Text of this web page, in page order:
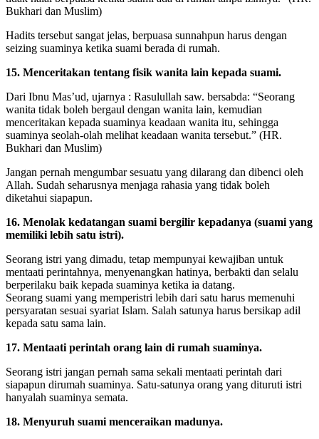
Bukhari dan Muslim)
Hadits tersebut sangat jelas, berpuasa sunnahpun harus dengan
seizing suaminya ketika suami berada di rumah.
15. Menceritakan tentang fisik wanita lain kepada suami.
Dari Ibnu Mas’ud, ujarnya : Rasulullah saw. bersabda: “Seorang
wanita tidak boleh bergaul dengan wanita lain, kemudian
menceritakan kepada suaminya keadaan wanita itu, sehingga
suaminya seolah-olah melihat keadaan wanita tersebut.” (HR.
Bukhari dan Muslim)
Jangan pernah mengumbar sesuatu yang dilarang dan dibenci oleh
Allah. Sudah seharusnya menjaga rahasia yang tidak boleh
diketahui siapapun.
16. Menolak kedatangan suami bergilir kepadanya (suami yang
memiliki lebih satu istri).
Seorang istri yang dimadu, tetap mempunyai kewajiban untuk
mentaati perintahnya, menyenangkan hatinya, berbakti dan selalu
berperilaku baik kepada suaminya ketika ia datang.
Seorang suami yang memperistri lebih dari satu harus memenuhi
persyaratan sesuai syariat Islam. Salah satunya harus bersikap adil
kepada satu sama lain.
17. Mentaati perintah orang lain di rumah suaminya.
Seorang istri jangan pernah sama sekali mentaati perintah dari
siapapun dirumah suaminya. Satu-satunya orang yang dituruti istri
hanyalah suaminya semata.
18. Menyuruh suami menceraikan madunya.